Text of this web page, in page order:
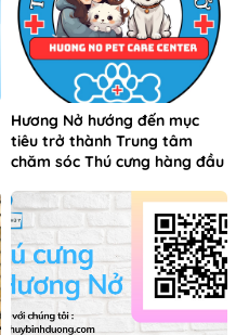
Hương Nở hướng đến mục
tiêu trở thành Trung tâm
chăm sóc Thú cưng hàng đầu